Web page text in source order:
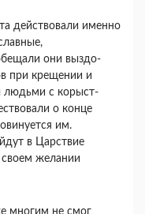
действова­ли именно
они выздо­
при крещении и
людьми с корыст­
о кон­це
им.
в Царствие
желании
многим не смог